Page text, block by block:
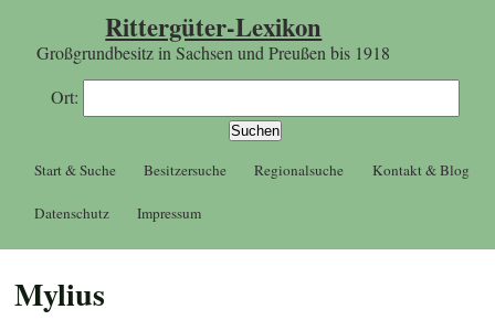
Rittergüter-Lexikon
Großgrundbesitz in Sachsen und Preußen bis 1918
Ort:
Start & Suche Besitzersuche Regionalsuche Kontakt & Blog
Datenschutz Impressum
Mylius